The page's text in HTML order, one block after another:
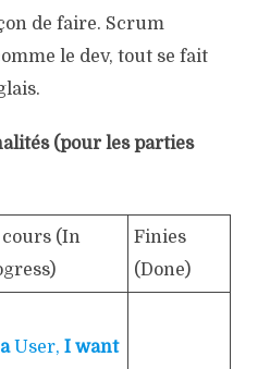
de faire. Scrum
le dev, tout se fait
(pour les parties
(In
Finies
(Done)
User, I want